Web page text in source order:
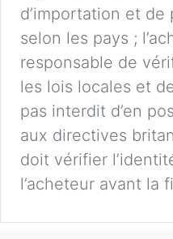
d’importation et de
selon les pays ;
responsable de
les lois locales et de
pas interdit d’en
aux directives
doit vérifier
l’acheteur avant la